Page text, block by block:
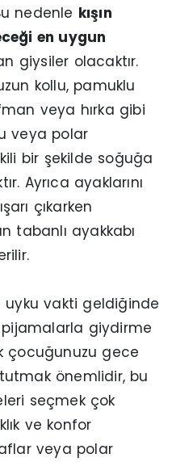
nedenle kışın
en uygun
giysiler olacaktır.
kollu, pamuklu
veya hırka gibi
veya polar
bir şekilde soğuğa
Ayrıca ayaklarını
çıkarken
tabanlı ayakkabı
uyku vakti geldiğinde
giydirme
çocuğunuzu gece
önemlidir, bu
seçmek çok
ve konfor
veya polar